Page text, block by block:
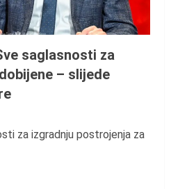
saglasnosti za
– slijede
za izgradnju postrojenja za